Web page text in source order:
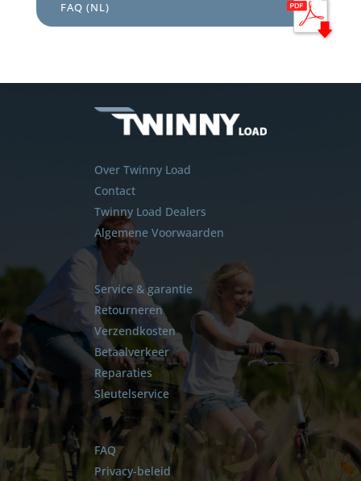
FAQ (NL)
Over Twinny Load
Contact
Twinny Load Dealers
Algemene Voorwaarden
Service & garantie
Retourneren
Verzendkosten
Betaalverkeer
Reparaties
Sleutelservice
FAQ
Privacy-beleid